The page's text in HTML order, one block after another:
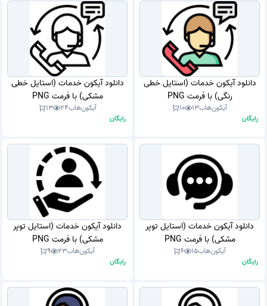
دانلود آیکون خدمات (استایل خطی
رنگی) با فرمت PNG
آیکون‌هاب13
10
رایگان
دانلود آیکون خدمات (استایل خطی
مشکی) با فرمت PNG
آیکون‌هاب24
13
رایگان
دانلود آیکون خدمات (استایل توپر
مشکی) با فرمت PNG
آیکون‌هاب15
6
رایگان
دانلود آیکون خدمات (استایل توپر
مشکی) با فرمت PNG
آیکون‌هاب23
9
رایگان